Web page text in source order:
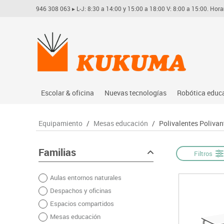
946 308 063 ▸ L-J: 8:30 a 14:00 y 15:00 a 18:00 V: 8:00 a 15:00.
Escolar & oficina
Archivo
Dibujo técnico y artístico
Escritura y corrección
Higiene
Informática
Manualidades
Material escolar
Nuevas tecnologías
Audio
Mobiliario tecnológico
Monitores interactivos
Soportes
Robótica
Arduino
Lego
Equipamiento / Mesas educación / Polivalentes
Familias
Aulas entornos naturales
Despachos y oficinas
Espacios compartidos
Mesas educación
Filtros